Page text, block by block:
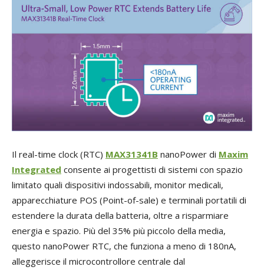
Il real-time clock (RTC) MAX31341B nanoPower di Maxim
Integrated consente ai progettisti di sistemi con spazio
limitato quali dispositivi indossabili, monitor medicali,
apparecchiature POS (Point-of-sale) e terminali portatili di
estendere la durata della batteria, oltre a risparmiare
energia e spazio. Più del 35% più piccolo della media,
questo nanoPower RTC, che funziona a meno di 180nA,
alleggerisce il microcontrollore centrale dal